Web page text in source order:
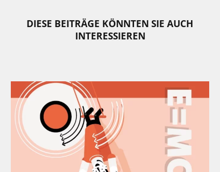
DIESE BEITRÄGE KÖNNTEN SIE AUCH
INTERESSIEREN